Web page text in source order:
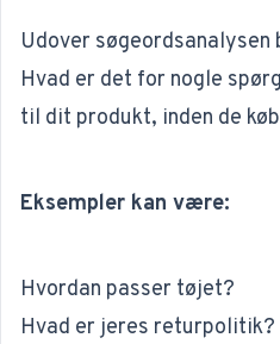
Udover
Hvad er det for nogle
til dit produkt, inden de
Eksempler kan være:
Hvordan passer tøjet?
Hvad er jeres returpolitik?